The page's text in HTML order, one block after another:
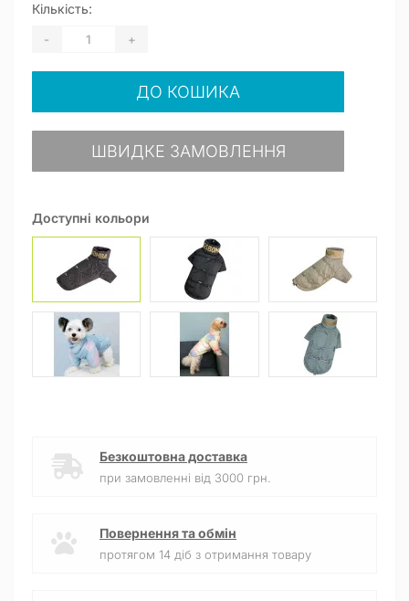
Доступні кольори
Кількість:
- +
ДО КОШИКА
ШВИДКЕ ЗАМОВЛЕННЯ
Безкоштовна доставка
при замовленні від 3000 грн.
Повернення та обмін
протягом 14 діб з отримання товару